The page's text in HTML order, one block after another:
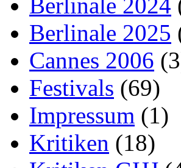
Berlinale 2024
Berlinale 2025
Cannes 2006
Festivals (69)
Impressum (1)
Kritiken (18)